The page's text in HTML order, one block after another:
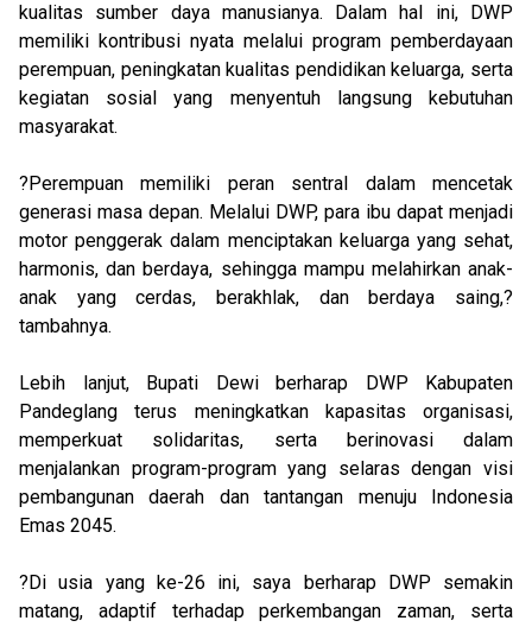
kualitas sumber daya manusianya. Dalam hal ini, DWP
memiliki kontribusi nyata melalui program pemberdayaan
perempuan, peningkatan kualitas pendidikan keluarga, serta
kegiatan sosial yang menyentuh langsung kebutuhan
masyarakat.
?Perempuan memiliki peran sentral dalam mencetak
generasi masa depan. Melalui DWP, para ibu dapat menjadi
motor penggerak dalam menciptakan keluarga yang sehat,
harmonis, dan berdaya, sehingga mampu melahirkan anak-
anak yang cerdas, berakhlak, dan berdaya saing,?
tambahnya.
Lebih lanjut, Bupati Dewi berharap DWP Kabupaten
Pandeglang terus meningkatkan kapasitas organisasi,
memperkuat solidaritas, serta berinovasi dalam
menjalankan program-program yang selaras dengan visi
pembangunan daerah dan tantangan menuju Indonesia
Emas 2045.
?Di usia yang ke-26 ini, saya berharap DWP semakin
matang, adaptif terhadap perkembangan zaman, serta